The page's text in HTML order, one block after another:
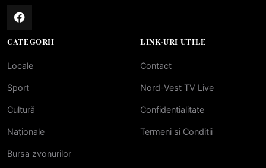
CATEGORII
Locale
Sport
Cultură
Naționale
Bursa zvonurilor
LINK-URI UTILE
Contact
Nord-Vest TV Live
Confidentialitate
Termeni si Conditii